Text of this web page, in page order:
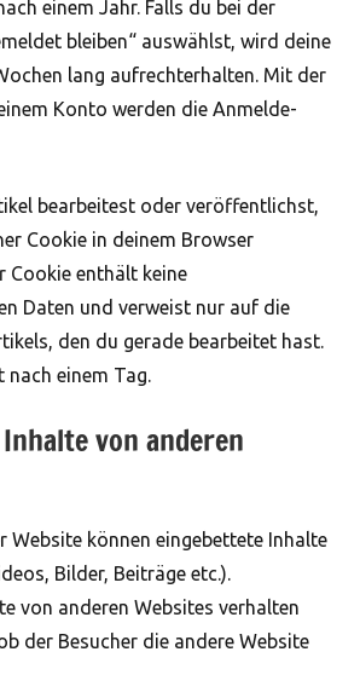
einem Jahr. Falls du bei der
bleiben“ auswählst, wird deine
lang aufrechterhalten. Mit der
Konto werden die Anmelde-
bearbeitest oder veröffentlichst,
Cookie in deinem Browser
Cookie enthält keine
Daten und verweist nur auf die
den du gerade bearbeitet hast.
nach einem Tag.
von anderen
Website können eingebettete Inhalte
Bilder, Beiträge etc.).
von anderen Websites verhalten
der Besucher die andere Website